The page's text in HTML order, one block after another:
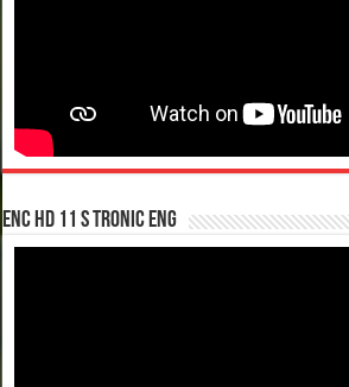
enc hd 11 S tronic ENG